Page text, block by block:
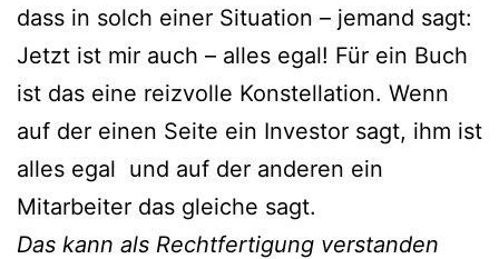
dass in solch einer Situation – jemand sagt:
Jetzt ist mir auch – alles egal! Für ein Buch
ist das eine reizvolle Konstellation. Wenn
auf der einen Seite ein Investor sagt, ihm ist
alles egal und auf der anderen ein
Mitarbeiter das gleiche sagt.
Das kann als Rechtfertigung verstanden